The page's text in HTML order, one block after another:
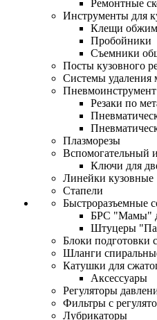
Ремонтные
Инструменты для
Клещи
Пробойники
Съемники
Посты кузовного
Системы удаления
Резаки по
Плазморезы
Вспомогательный
Ключи для
Линейки кузовные
Стапели
Быстроразъемные
БРС "Мамы"
Штуцеры
Блоки подготовки
Шланги
Катушки для
Аксессуары
Регуляторы
Фильтры с
Лубрикаторы